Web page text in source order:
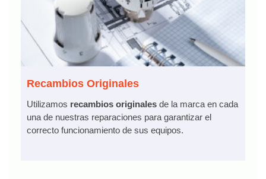
Recambios Originales
Utilizamos recambios originales de la marca en cada
una de nuestras reparaciones para garantizar el
correcto funcionamiento de sus equipos.